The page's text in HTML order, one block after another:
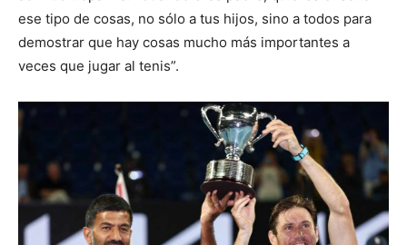
ese tipo de cosas, no sólo a tus hijos, sino a todos para
demostrar que hay cosas mucho más importantes a
veces que jugar al tenis”.